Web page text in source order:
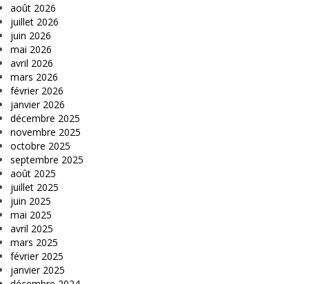
août 2026
juillet 2026
juin 2026
mai 2026
avril 2026
mars 2026
février 2026
janvier 2026
décembre 2025
novembre 2025
octobre 2025
septembre 2025
août 2025
juillet 2025
juin 2025
mai 2025
avril 2025
mars 2025
février 2025
janvier 2025